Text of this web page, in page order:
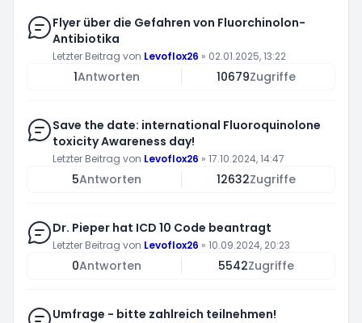
Flyer über die Gefahren von Fluorchinolon-
Antibiotika
Letzter Beitrag von Levoflox26 » 02.01.2025, 13:22
1Antworten 10679Zugriffe
Save the date: international Fluoroquinolone
toxicity Awareness day!
Letzter Beitrag von Levoflox26 » 17.10.2024, 14:47
5Antworten 12632Zugriffe
Dr. Pieper hat ICD 10 Code beantragt
Letzter Beitrag von Levoflox26 » 10.09.2024, 20:23
0Antworten 5542Zugriffe
Umfrage - bitte zahlreich teilnehmen!